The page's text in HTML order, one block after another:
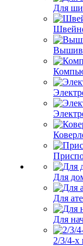
Для
Для
Для
Для
2/3/4-х